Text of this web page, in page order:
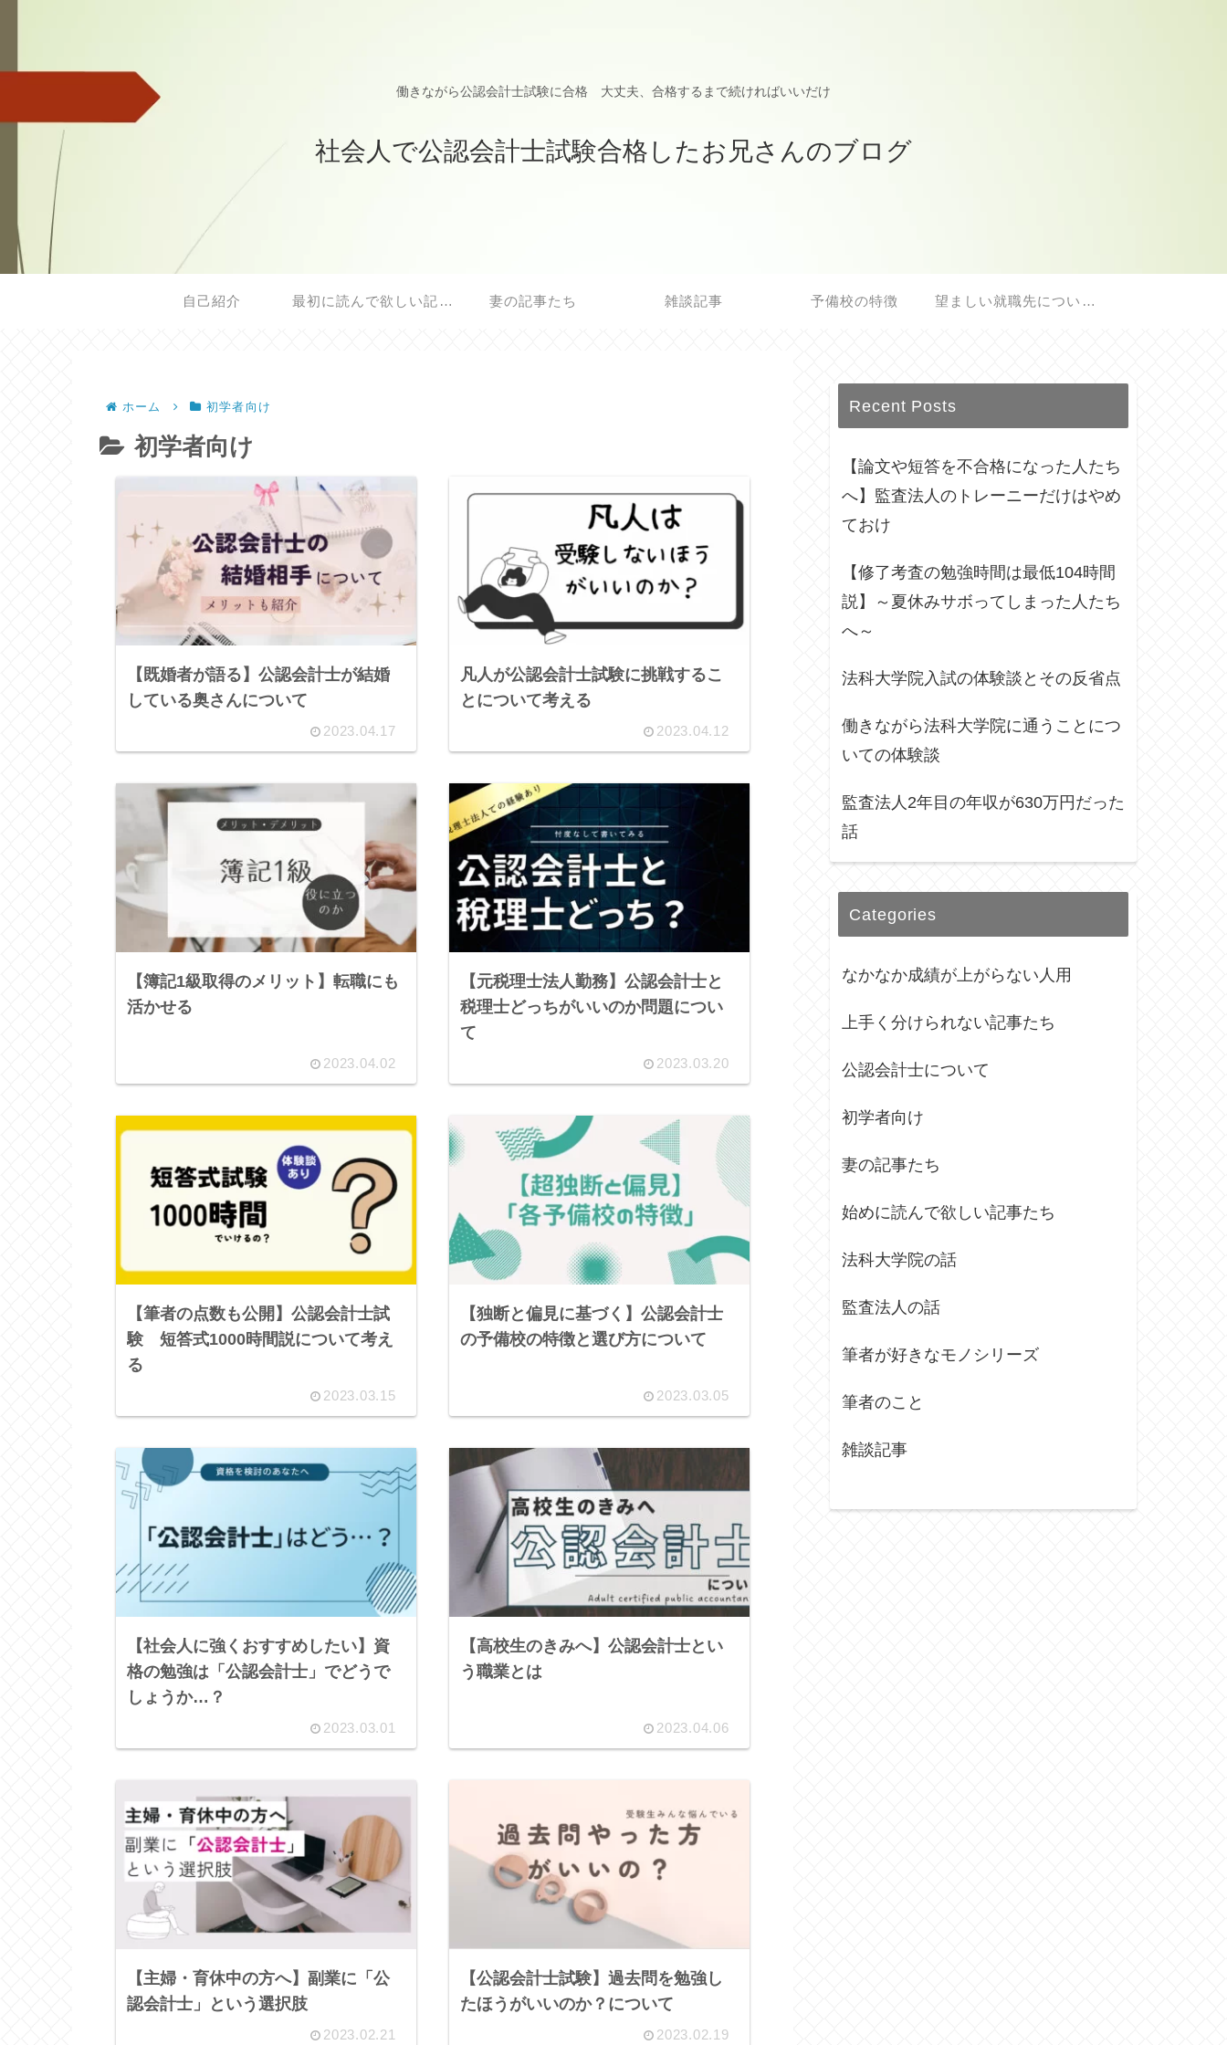
働きながら公認会計士試験に合格 大丈夫、合格するまで続ければいいだけ
社会人で公認会計士試験合格したお兄さんのブログ
自己紹介 最初に読んで欲しい記事 妻の記事たち 雑談記事 予備校の特徴 望ましい就職先について
ホーム 初学者向け
初学者向け
【既婚者が語る】公認会計士が結婚
している奥さんについて
2023.04.17
凡人が公認会計士試験に挑戦するこ
とについて考える
2023.04.12
【簿記1級取得のメリット】転職にも
活かせる
2023.04.02
【元税理士法人勤務】公認会計士と
税理士どっちがいいのか問題につい
て
2023.03.20
【筆者の点数も公開】公認会計士試
験 短答式1000時間説について考え
る
2023.03.15
【独断と偏見に基づく】公認会計士
の予備校の特徴と選び方について
2023.03.05
【社会人に強くおすすめしたい】資
格の勉強は「公認会計士」でどうで
しょうか…？
2023.03.01
【高校生のきみへ】公認会計士とい
う職業とは
2023.04.06
【主婦・育休中の方へ】副業に「公
認会計士」という選択肢
2023.02.21
【公認会計士試験】過去問を勉強し
たほうがいいのか？について
2023.02.19
Recent Posts
【論文や短答を不合格になった人たち
へ】監査法人のトレーニーだけはやめ
ておけ
【修了考査の勉強時間は最低104時間
説】～夏休みサボってしまった人たち
へ～
法科大学院入試の体験談とその反省点
働きながら法科大学院に通うことにつ
いての体験談
監査法人2年目の年収が630万円だった
話
Categories
なかなか成績が上がらない人用
上手く分けられない記事たち
公認会計士について
初学者向け
妻の記事たち
始めに読んで欲しい記事たち
法科大学院の話
監査法人の話
筆者が好きなモノシリーズ
筆者のこと
雑談記事